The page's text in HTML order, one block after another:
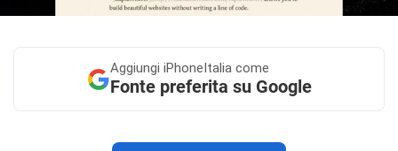
Aggiungi iPhoneItalia come
Fonte preferita su Google